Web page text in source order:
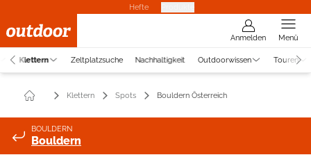
Hefte
Anmelden Menü
Klettern Zeltplatzsuche Nachhaltigkeit Outdoorwissen Touren
Klettern Spots Bouldern Österreich
BOULDERN
Bouldern